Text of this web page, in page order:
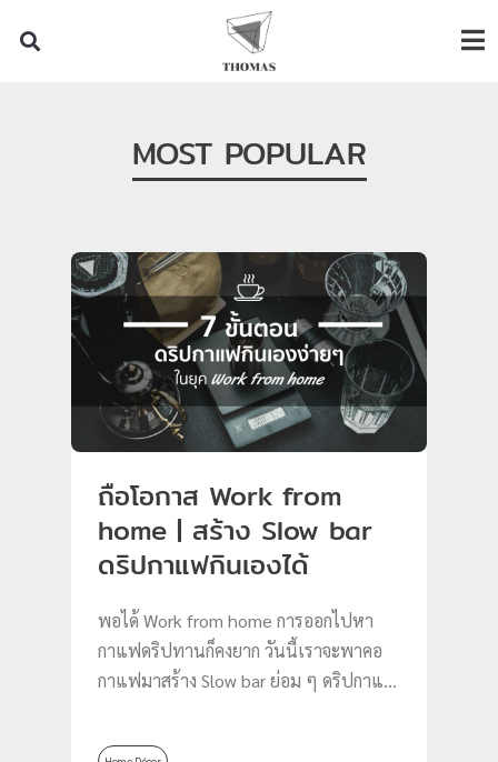
MOST POPULAR
ถือโอกาส Work from
home | สร้าง Slow bar
ดริปกาแฟกินเองได้
พอได้ Work from home การออกไปหา
กาแฟดริปทานก็คงยาก วันนี้เราจะพาคอ
กาแฟมาสร้าง Slow bar ย่อม ๆ ดริปกาแฟ